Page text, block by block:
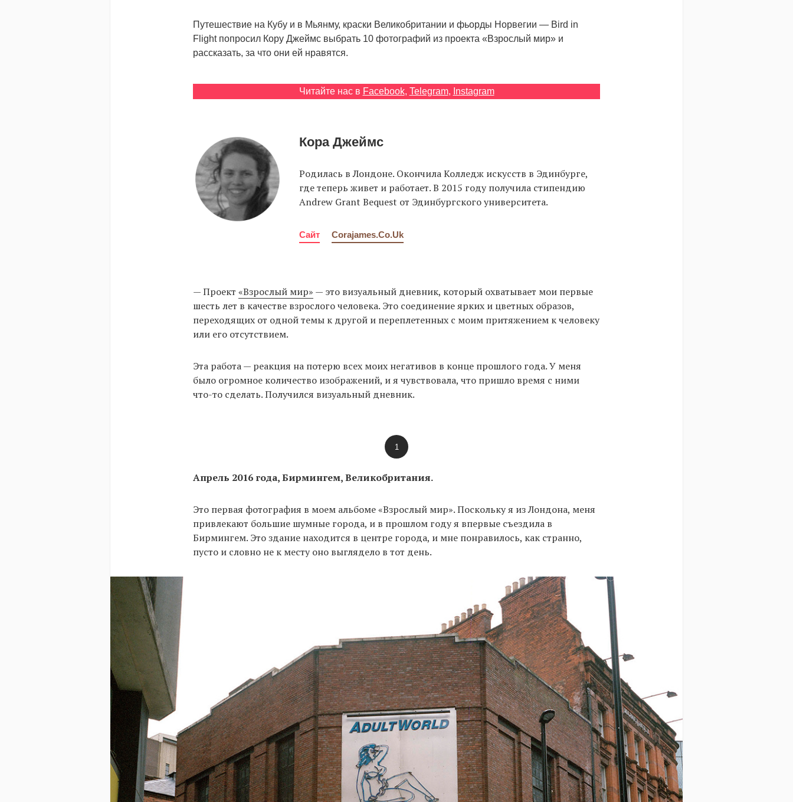
Путешествие на Кубу и в Мьянму, краски Великобритании и фьорды Норвегии — Bird in
Flight попросил Кору Джеймс выбрать 10 фотографий из проекта «Взрослый мир» и
рассказать, за что они ей нравятся.
Читайте нас в Facebook, Telegram, Instagram
Кора Джеймс
Родилась в Лондоне. Окончила Колледж искусств в Эдинбурге,
где теперь живет и работает. В 2015 году получила стипендию
Andrew Grant Bequest от Эдинбургского университета.
Сайт Corajames.co.uk
— Проект «Взрослый мир» — это визуальный дневник, который охватывает мои первые
шесть лет в качестве взрослого человека. Это соединение ярких и цветных образов,
переходящих от одной темы к другой и переплетенных с моим притяжением к человеку
или его отсутствием.
Эта работа — реакция на потерю всех моих негативов в конце прошлого года. У меня
было огромное количество изображений, и я чувствовала, что пришло время с ними
что-то сделать. Получился визуальный дневник.
1
Апрель 2016 года, Бирмингем, Великобритания.
Это первая фотография в моем альбоме «Взрослый мир». Поскольку я из Лондона, меня
привлекают большие шумные города, и в прошлом году я впервые съездила в
Бирмингем. Это здание находится в центре города, и мне понравилось, как странно,
пусто и словно не к месту оно выглядело в тот день.